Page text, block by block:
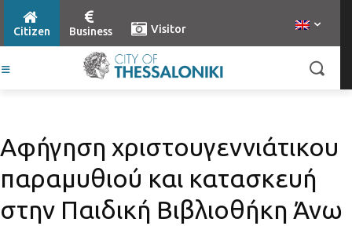
Citizen Business Visitor
Αφήγηση χριστουγεννιάτικου
παραμυθιού και κατασκευή
στην Παιδική Βιβλιοθήκη Άνω